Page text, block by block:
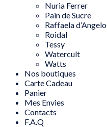
Nuria Ferrer
Pain de Sucre
Raffaela d’Angelo
Roidal
Tessy
Watercult
Watts
Nos boutiques
Carte Cadeau
Panier
Mes Envies
Contacts
F.A.Q